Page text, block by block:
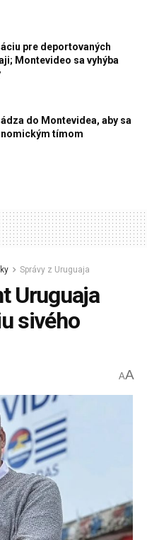
pre deportovaných
Montevideo sa vyhýba
do Montevidea, aby sa
tímom
Správy z Uruguaja
Uruguaja
sivého
AA